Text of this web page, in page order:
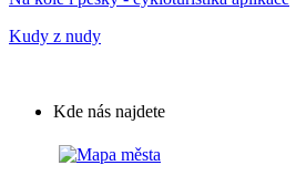
Kudy z nudy
Kde nás najdete